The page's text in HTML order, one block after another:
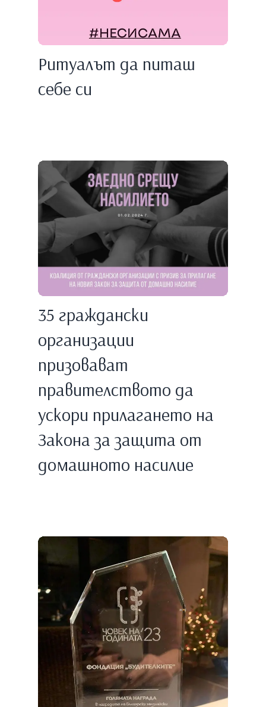
Ритуалът да питаш
себе си
35 граждански
организации
призовават
правителството да
ускори прилагането на
Закона за защита от
домашното насилие